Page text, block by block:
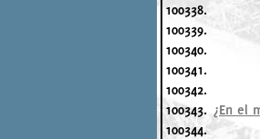
100338.
100339.
100340.
100341.
100342.
100343. ¿En el
100344.